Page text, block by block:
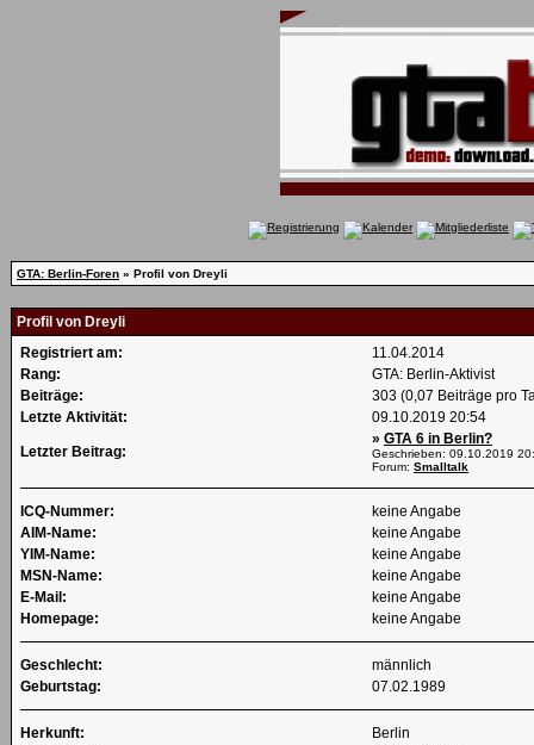
GTA: Berlin-Foren » Profil von Dreyli
Profil von Dreyli
Registriert am:
11.04.2014
Rang:
GTA: Berlin-Aktivist
Beiträge:
303 (0,07 Beiträge pro
Letzte Aktivität:
09.10.2019 20:54
Letzter Beitrag:
» GTA 6 in Berlin?
Geschrieben: 09.10.2019
Forum: Smalltalk
ICQ-Nummer:
keine Angabe
AIM-Name:
keine Angabe
YIM-Name:
keine Angabe
MSN-Name:
keine Angabe
E-Mail:
keine Angabe
Homepage:
keine Angabe
Geschlecht:
männlich
Geburtstag:
07.02.1989
Herkunft:
Berlin